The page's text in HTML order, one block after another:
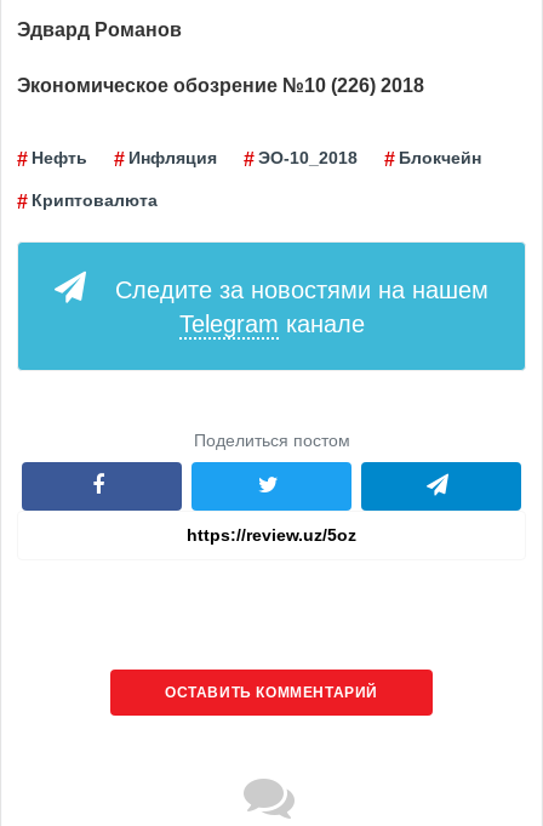
Эдвард Романов
Экономическое обозрение №10 (226) 2018
Нефть Инфляция ЭО-10_2018 Блокчейн
Криптовалюта
Следите за новостями на нашем
Telegram канале
Поделиться постом
ОСТАВИТЬ КОММЕНТАРИЙ